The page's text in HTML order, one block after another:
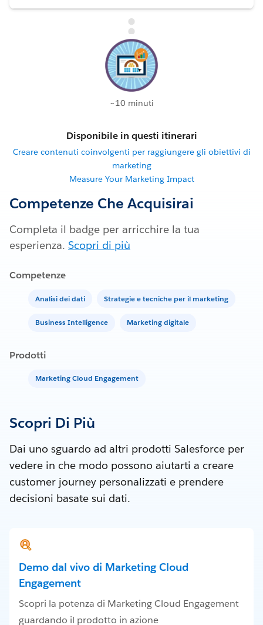
~10 minuti
Disponibile in questi itinerari
Creare contenuti coinvolgenti per raggiungere gli obiettivi di
marketing
Measure Your Marketing Impact
Competenze Che Acquisirai
Completa il badge per arricchire la tua
esperienza. Scopri di più
Competenze
Analisi dei dati Strategie e tecniche per il marketing
Business Intelligence Marketing digitale
Prodotti
Marketing Cloud Engagement
Scopri Di Più
Dai uno sguardo ad altri prodotti Salesforce per
vedere in che modo possono aiutarti a creare
customer journey personalizzati e prendere
decisioni basate sui dati.
Demo dal vivo di Marketing Cloud
Engagement
Scopri la potenza di Marketing Cloud Engagement
guardando il prodotto in azione